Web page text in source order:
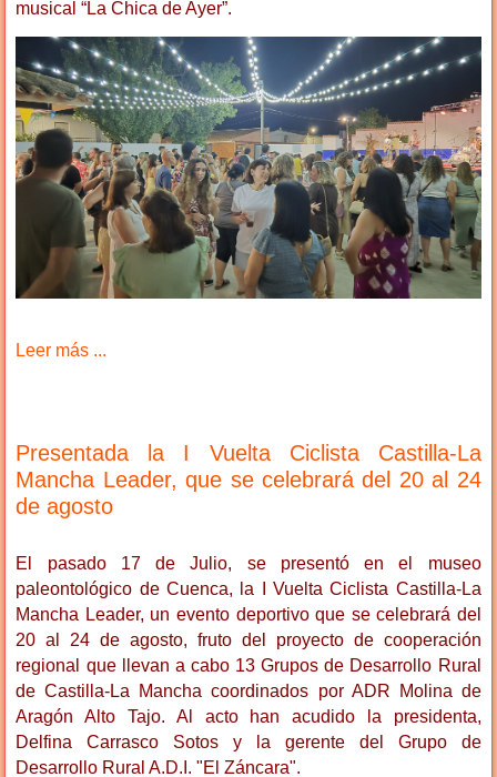
musical “La Chica de Ayer”.
Leer más ...
Presentada la I Vuelta Ciclista Castilla-La
Mancha Leader, que se celebrará del 20 al 24
de agosto
El pasado 17 de Julio, se presentó en el museo
paleontológico de Cuenca, la I Vuelta Ciclista Castilla-La
Mancha Leader, un evento deportivo que se celebrará del
20 al 24 de agosto, fruto del proyecto de cooperación
regional que llevan a cabo 13 Grupos de Desarrollo Rural
de Castilla-La Mancha coordinados por ADR Molina de
Aragón Alto Tajo. Al acto han acudido la presidenta,
Delfina Carrasco Sotos y la gerente del Grupo de
Desarrollo Rural A.D.I. "El Záncara".